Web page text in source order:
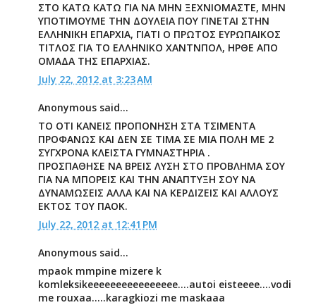
ΣΤΟ ΚΑΤΩ ΚΑΤΩ ΓΙΑ ΝΑ ΜΗΝ ΞΕΧΝΙΟΜΑΣΤΕ, ΜΗΝ
ΥΠΟΤΙΜΟΥΜΕ ΤΗΝ ΔΟΥΛΕΙΑ ΠΟΥ ΓΙΝΕΤΑΙ ΣΤΗΝ
ΕΛΛΗΝΙΚΗ ΕΠΑΡΧΙΑ, ΓΙΑΤΙ Ο ΠΡΩΤΟΣ ΕΥΡΩΠΑΙΚΟΣ
ΤΙΤΛΟΣ ΓΙΑ ΤΟ ΕΛΛΗΝΙΚΟ ΧΑΝΤΝΠΟΛ, ΗΡΘΕ ΑΠΟ
ΟΜΑΔΑ ΤΗΣ ΕΠΑΡΧΙΑΣ.
July 22, 2012 at 3:23 AM
Anonymous said...
ΤΟ ΟΤΙ ΚΑΝΕΙΣ ΠΡΟΠΟΝΗΣΗ ΣΤΑ ΤΣΙΜΕΝΤΑ
ΠΡΟΦΑΝΩΣ ΚΑΙ ΔΕΝ ΣΕ ΤΙΜΑ ΣΕ ΜΙΑ ΠΟΛΗ ΜΕ 2
ΣΥΓΧΡΟΝΑ ΚΛΕΙΣΤΑ ΓΥΜΝΑΣΤΗΡΙΑ .
ΠΡΟΣΠΑΘΗΣΕ ΝΑ ΒΡΕΙΣ ΛΥΣΗ ΣΤΟ ΠΡΟΒΛΗΜΑ ΣΟΥ
ΓΙΑ ΝΑ ΜΠΟΡΕΙΣ ΚΑΙ ΤΗΝ ΑΝΑΠΤΥΞΗ ΣΟΥ ΝΑ
ΔΥΝΑΜΩΣΕΙΣ ΑΛΛΑ ΚΑΙ ΝΑ ΚΕΡΔΙΖΕΙΣ ΚΑΙ ΑΛΛΟΥΣ
ΕΚΤΟΣ ΤΟΥ ΠΑΟΚ.
July 22, 2012 at 12:41 PM
Anonymous said...
mpaok mmpine mizere k
komleksikeeeeeeeeeeeeeeee....autoi eisteeee....vodi
me rouxaa.....karagkiozi me maskaaa